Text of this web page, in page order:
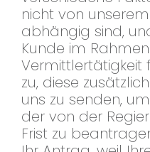
nicht von
abhängig sind,
Kunde im
Vermittlertätigkeit
zu, diese
uns zu senden,
der von der
Frist zu